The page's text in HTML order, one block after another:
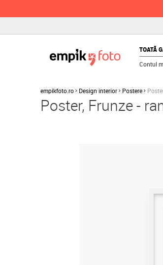
TOATĂ
Contul
empikfoto.ro Design interior Postere
Poster, Frunze -